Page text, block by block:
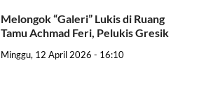
Melongok “Galeri” Lukis di Ruang
Tamu Achmad Feri, Pelukis Gresik
Minggu, 12 April 2026 - 16:10